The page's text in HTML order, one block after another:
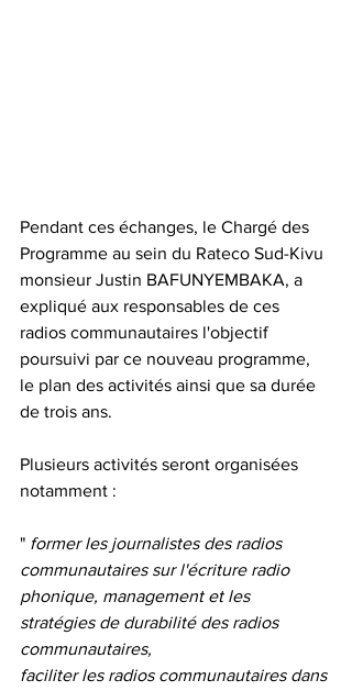
Pendant ces échanges, le Chargé des
Programme au sein du Rateco Sud-Kivu
monsieur Justin BAFUNYEMBAKA, a
expliqué aux responsables de ces
radios communautaires l'objectif
poursuivi par ce nouveau programme,
le plan des activités ainsi que sa durée
de trois ans.
Plusieurs activités seront organisées
notamment :
" former les journalistes des radios
communautaires sur l'écriture radio
phonique, management et les
stratégies de durabilité des radios
communautaires,
faciliter les radios communautaires dans